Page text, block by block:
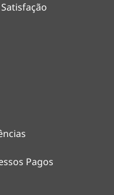
Pagos